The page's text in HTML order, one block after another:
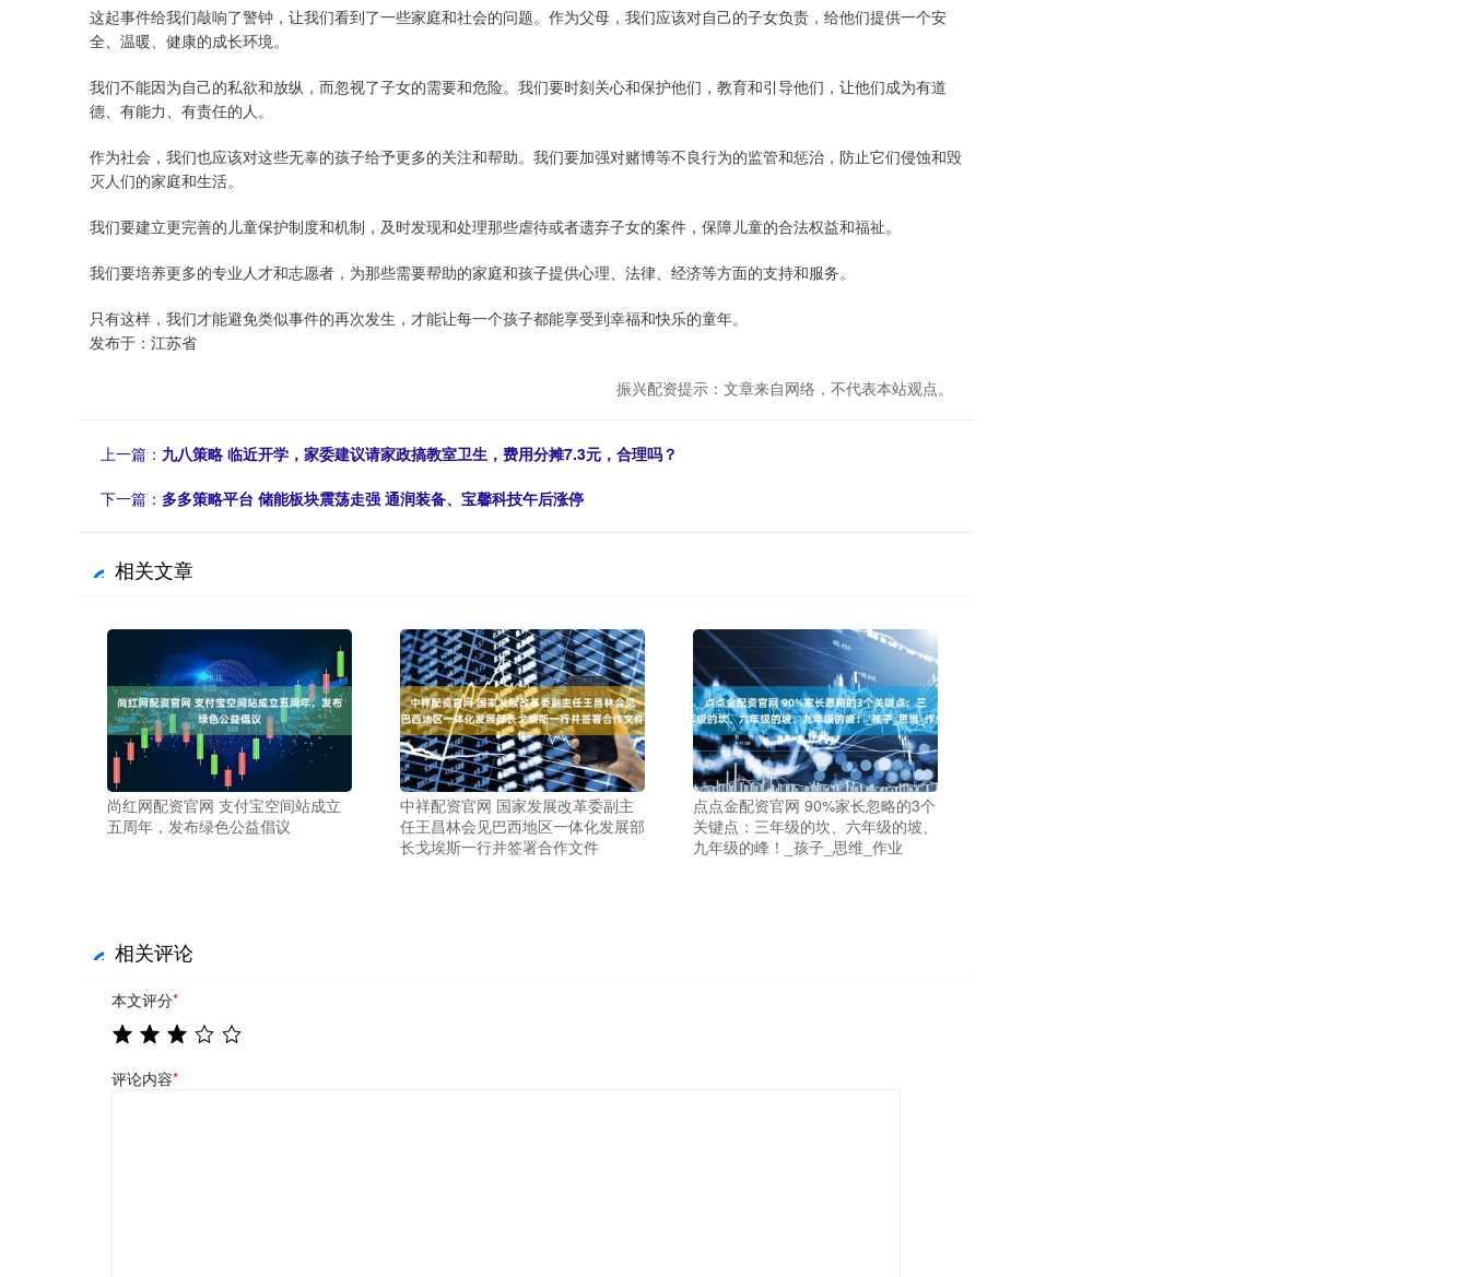
这起事件给我们敲响了警钟，让我们看到了一些家庭和社会的问题。作为父母，我们应该对自己的子女负责，给他们提供一个安
全、温暖、健康的成长环境。
我们不能因为自己的私欲和放纵，而忽视了子女的需要和危险。我们要时刻关心和保护他们，教育和引导他们，让他们成为有道
德、有能力、有责任的人。
作为社会，我们也应该对这些无辜的孩子给予更多的关注和帮助。我们要加强对赌博等不良行为的监管和惩治，防止它们侵蚀和毁
灭人们的家庭和生活。
我们要建立更完善的儿童保护制度和机制，及时发现和处理那些虐待或者遗弃子女的案件，保障儿童的合法权益和福祉。
我们要培养更多的专业人才和志愿者，为那些需要帮助的家庭和孩子提供心理、法律、经济等方面的支持和服务。
只有这样，我们才能避免类似事件的再次发生，才能让每一个孩子都能享受到幸福和快乐的童年。
发布于：江苏省
振兴配资提示：文章来自网络，不代表本站观点。
上一篇： 九八策略 临近开学，家委建议请家政搞教室卫生，费用分摊7.3元，合理吗？
下一篇： 多多策略平台 储能板块震荡走强 通润装备、宝馨科技午后涨停
相关文章
尚红网配资官网 支付宝空间站成立
五周年，发布绿色公益倡议
中祥配资官网 国家发展改革委副主
任王昌林会见巴西地区一体化发展部
长戈埃斯一行并签署合作文件
点点金配资官网 90%家长忽略的3个
关键点：三年级的坎、六年级的坡、
九年级的峰！_孩子_思维_作业
相关评论
本文评分*
评论内容*